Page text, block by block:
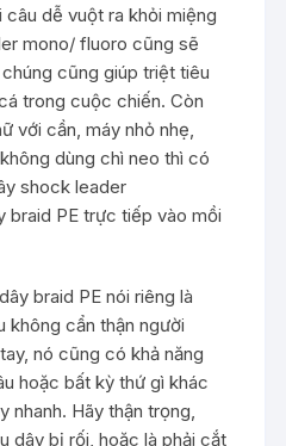
dễ vuột ra khỏi miệng
mono/ fluoro cũng sẽ
cũng giúp triệt tiêu
trong cuộc chiến. Còn
với cần, máy nhỏ nhẹ,
dùng chì neo thì có
shock leader
braid PE trực tiếp vào mồi
braid PE nói riêng là
không cẩn thận người
nó cũng có khả năng
hoặc bất kỳ thứ gì khác
nhanh. Hãy thận trọng,
dây bị rối, hoặc là phải cắt